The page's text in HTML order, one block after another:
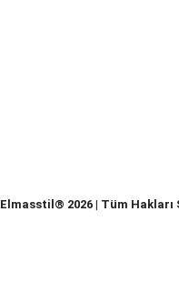
Elmasstil® 2026 | Tüm Hakları